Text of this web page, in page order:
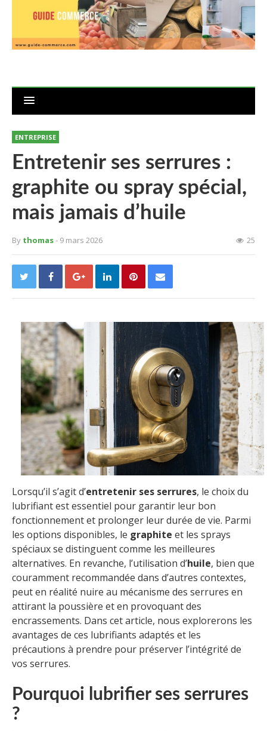
ENTREPRISE
Entretenir ses serrures :
graphite ou spray spécial,
mais jamais d’huile
By thomas- 9 mars 2026 25
Lorsqu’il s’agit d’entretenir ses serrures, le choix du
lubrifiant est essentiel pour garantir leur bon
fonctionnement et prolonger leur durée de vie. Parmi
les options disponibles, le graphite et les sprays
spéciaux se distinguent comme les meilleures
alternatives. En revanche, l’utilisation d’huile, bien que
couramment recommandée dans d’autres contextes,
peut en réalité nuire au mécanisme des serrures en
attirant la poussière et en provoquant des
encrassements. Dans cet article, nous explorerons les
avantages de ces lubrifiants adaptés et les
précautions à prendre pour préserver l’intégrité de
vos serrures.
Pourquoi lubrifier ses serrures
?